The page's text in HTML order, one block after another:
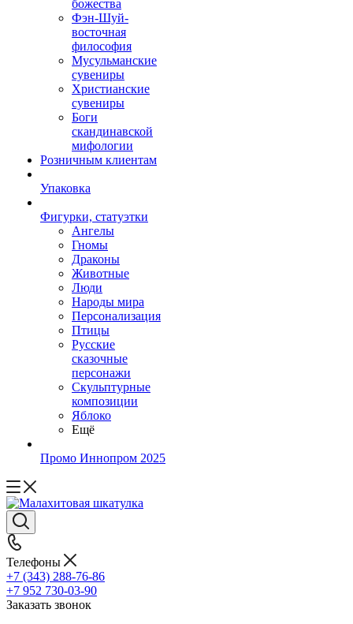
божества
Фэн-Шуй-
восточная
философия
Мусульманские
сувениры
Христианские
сувениры
Боги
скандинавской
мифологии
Розничным клиентам
Упаковка
Фигурки, статуэтки
Ангелы
Гномы
Драконы
Животные
Люди
Народы мира
Персонализация
Птицы
Русские
сказочные
персонажи
Скульптурные
композиции
Яблоко
Ещё
Промо Иннопром 2025
Телефоны
+7 (343) 288-76-86
+7 952 730-03-90
Заказать звонок